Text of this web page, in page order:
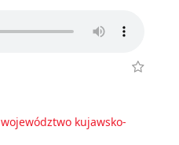
województwo kujawsko-